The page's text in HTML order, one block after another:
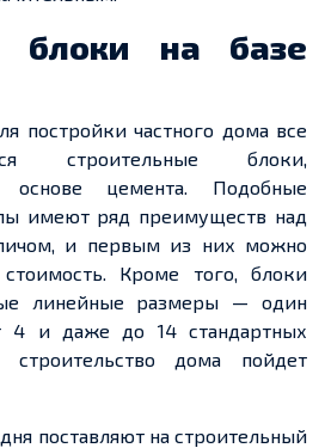
блоки на базе
постройки частного дома все
строительные блоки,
основе цемента. Подобные
имеют ряд преимуществ над
и первым из них можно
Кроме того, блоки
линейные размеры — один
4 и даже до 14 стандартных
строительство дома пойдет
поставляют на строительный